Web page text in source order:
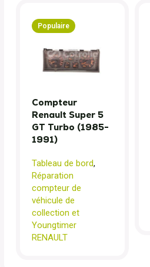
Populaire
Compteur
Renault Super 5
GT Turbo (1985-
1991)
Tableau de bord,
Réparation
compteur de
véhicule de
collection et
Youngtimer
RENAULT